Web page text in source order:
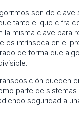
son de clave
tanto el que cifra
la misma clave para
es intrínseca en el
de forma que
pueden
parte de
seguridad a